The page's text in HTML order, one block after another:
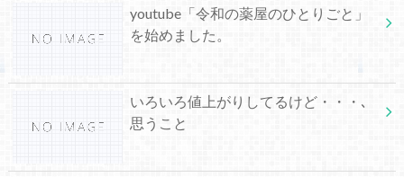
youtube「令和の薬屋のひとりごと」
を始めました。
いろいろ値上がりしてるけど・・・､
思うこと